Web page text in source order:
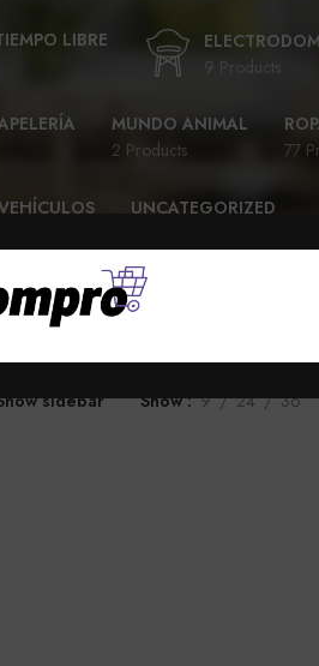
LIBRE
9 Products
MUNDO ANIMAL
2 Products
77
UNCATEGORIZED
sidebar Show 9 24 36